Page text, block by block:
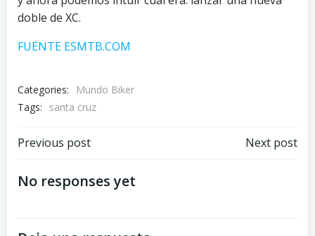
doble de XC.
FUENTE ESMTB.COM
Categories:
Mundo Biker
Tags:
santa cruz
Navegación
por
Previous post
Navegación
Next post
No responses yet